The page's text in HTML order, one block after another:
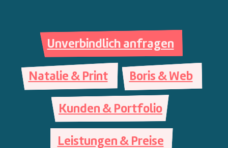
Unverbindlich anfragen
Natalie & Print Boris & Web
Kunden & Portfolio
Leistungen & Preise